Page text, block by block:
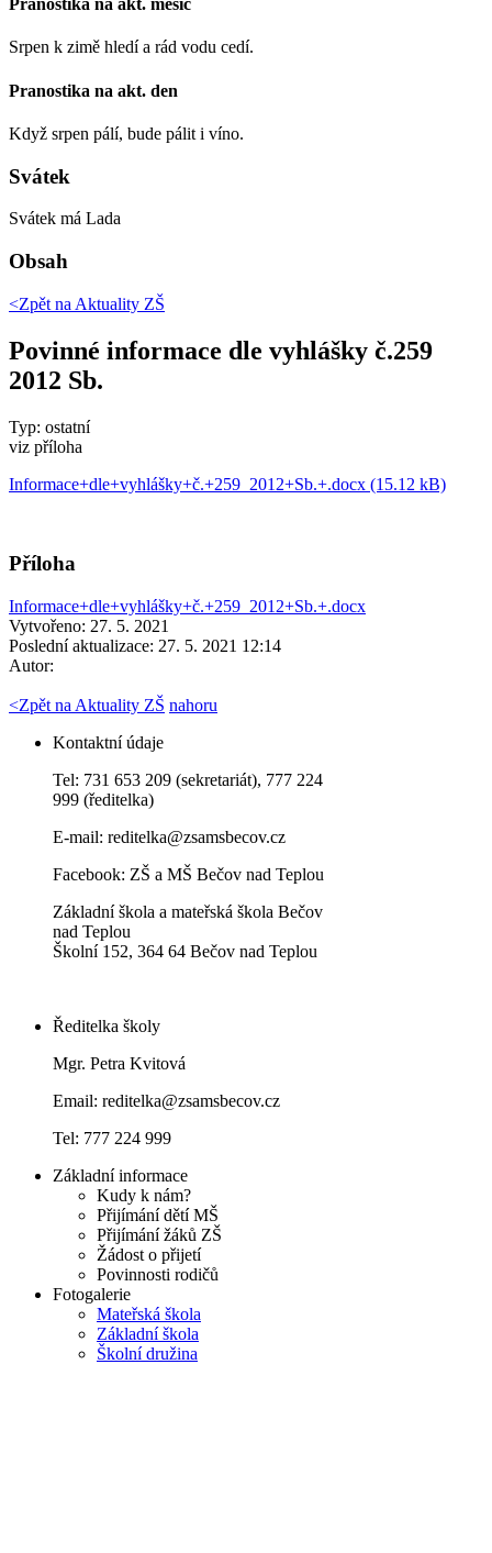
Pranostika na akt. měsíc
Srpen k zimě hledí a rád vodu cedí.
Pranostika na akt. den
Když srpen pálí, bude pálit i víno.
Svátek
Svátek má Lada
Obsah
<Zpět na Aktuality ZŠ
Povinné informace dle vyhlášky č.259
2012 Sb.
Typ: ostatní
viz příloha
Informace+dle+vyhlášky+č.+259_2012+Sb.+.docx (15.12 kB)
Příloha
Informace+dle+vyhlášky+č.+259_2012+Sb.+.docx
Vytvořeno: 27. 5. 2021
Poslední aktualizace: 27. 5. 2021 12:14
Autor:
<Zpět na Aktuality ZŠ nahoru
Kontaktní údaje
Tel: 731 653 209 (sekretariát), 777 224
999 (ředitelka)
E-mail: reditelka@zsamsbecov.cz
Facebook: ZŠ a MŠ Bečov nad Teplou
Základní škola a mateřská škola Bečov
nad Teplou
Školní 152, 364 64 Bečov nad Teplou
Ředitelka školy
Mgr. Petra Kvitová
Email: reditelka@zsamsbecov.cz
Tel: 777 224 999
Základní informace
Kudy k nám?
Přijímání dětí MŠ
Přijímání žáků ZŠ
Žádost o přijetí
Povinnosti rodičů
Fotogalerie
Mateřská škola
Základní škola
Školní družina